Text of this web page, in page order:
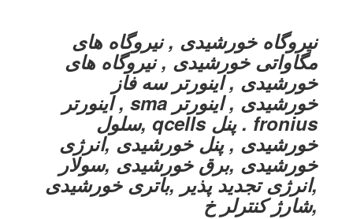
نیروگاه خورشیدی , نیروگاه های
مگاواتی خورشیدی , نیروگاه های
خورشیدی , اینورتر سه فاز
خورشیدی , اینورتر sma , اینورتر
fronius . پنل qcells ,سلول
خورشیدی , پنل خورشیدی ,انرژی
خورشیدی ,برق خورشیدی ,سولار
,انرژی تجدید پذیر ,باتری خورشیدی
,شارژ کنترلر خ